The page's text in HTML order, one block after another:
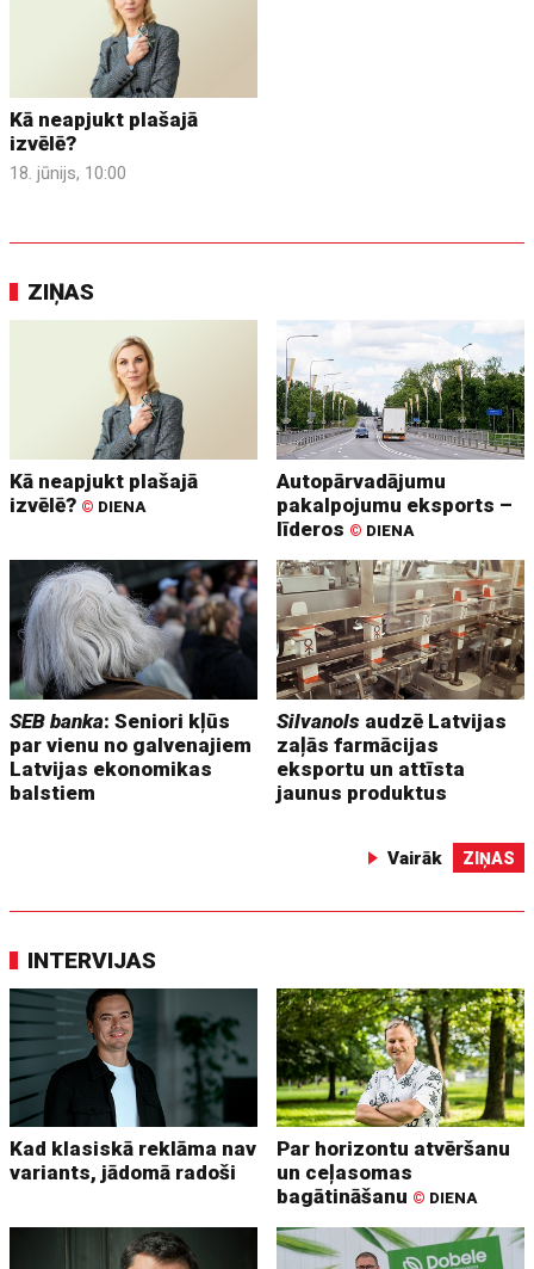
Kā neapjukt plašajā
izvēlē?
18. jūnijs, 10:00
ZIŅAS
Kā neapjukt plašajā
izvēlē? © DIENA
Autopārvadājumu
pakalpojumu eksports –
līderos © DIENA
SEB banka: Seniori kļūs
par vienu no galvenajiem
Latvijas ekonomikas
balstiem
Silvanols audzē Latvijas
zaļās farmācijas
eksportu un attīsta
jaunus produktus
Vairāk ZIŅAS
INTERVIJAS
Kad klasiskā reklāma nav
variants, jādomā radoši
Par horizontu atvēršanu
un ceļasomas
bagātināšanu © DIENA